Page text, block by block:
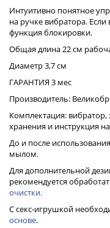
Интуитивно понятное
на ручке вибратора.
функция блокировки.
Общая длина 22 см
Диаметр 3,7 см
ГАРАНТИЯ 3 мес
Производитель:
Комплектация:
хранения и инструкция
До и после
мылом.
Для дополнительной
рекомендуется
очистки.
С секс-игрушкой
основе.